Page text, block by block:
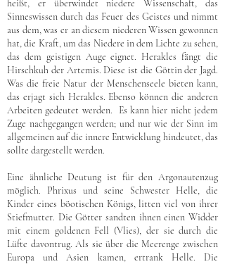
heißt, er überwindet niedere Wissenschaft, das
Sinneswissen durch das Feuer des Geistes und nimmt
aus dem, was er an diesem niederen Wissen gewonnen
hat, die Kraft, um das Niedere in dem Lichte zu sehen,
das dem geistigen Auge eignet. Herakles fängt die
Hirschkuh der Artemis. Diese ist die Göttin der Jagd.
Was die freie Natur der Menschenseele bieten kann,
das erjagt sich Herakles. Ebenso können die anderen
Arbeiten gedeutet werden. Es kann hier nicht jedem
Zuge nachgegangen werden; und nur wie der Sinn im
allgemeinen auf die innere Entwicklung hindeutet, das
sollte dargestellt werden.
Eine ähnliche Deutung ist für den Argonautenzug
möglich. Phrixus und seine Schwester Helle, die
Kinder eines böotischen Königs, litten viel von ihrer
Stiefmutter. Die Götter sandten ihnen einen Widder
mit einem goldenen Fell (Vlies), der sie durch die
Lüfte davontrug. Als sie über die Meerenge zwischen
Europa und Asien kamen, ertrank Helle. Die